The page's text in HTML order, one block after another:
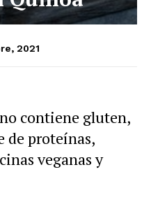
2021
contiene gluten,
de proteínas,
veganas y